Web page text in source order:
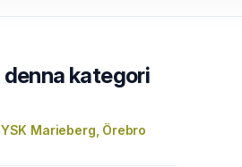
denna kategori
Marieberg, Örebro